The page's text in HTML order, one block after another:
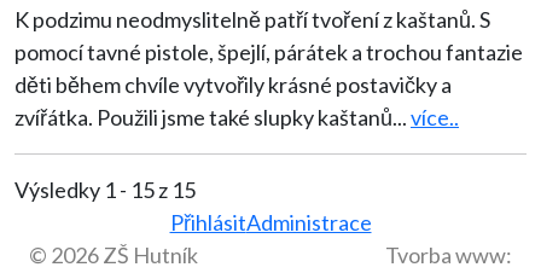
K podzimu neodmyslitelně patří tvoření z kaštanů. S
pomocí tavné pistole, špejlí, párátek a trochou fantazie
děti během chvíle vytvořily krásné postavičky a
zvířátka. Použili jsme také slupky kaštanů...více..
Výsledky 1 - 15 z 15
PřihlásitAdministrace
© 2026 ZŠ Hutník
Tvorba www: